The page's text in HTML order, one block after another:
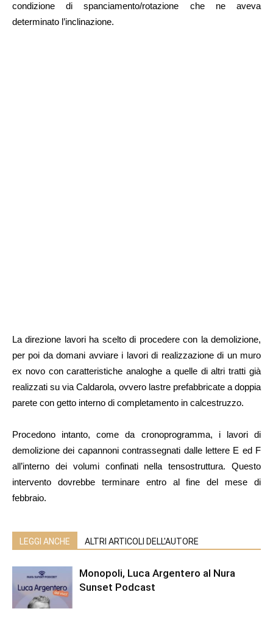
condizione di spanciamento/rotazione che ne aveva
determinato l’inclinazione.
La direzione lavori ha scelto di procedere con la demolizione,
per poi da domani avviare i lavori di realizzazione di un muro
ex novo con caratteristiche analoghe a quelle di altri tratti già
realizzati su via Caldarola, ovvero lastre prefabbricate a doppia
parete con getto interno di completamento in calcestruzzo.
Procedono intanto, come da cronoprogramma, i lavori di
demolizione dei capannoni contrassegnati dalle lettere E ed F
all’interno dei volumi confinati nella tensostruttura. Questo
intervento dovrebbe terminare entro al fine del mese di
febbraio.
LEGGI ANCHE ALTRI ARTICOLI DELL'AUTORE
Monopoli, Luca Argentero al Nura
Sunset Podcast